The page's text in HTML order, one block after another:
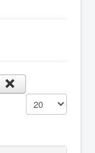
Affichage #